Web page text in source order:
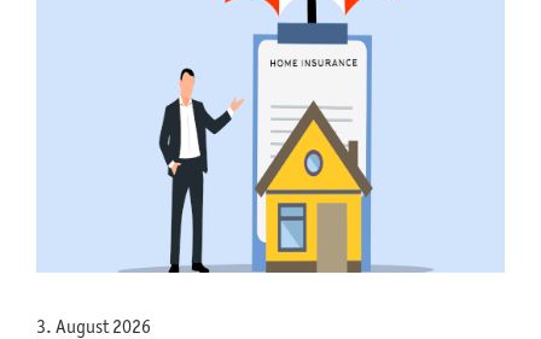
3. August 2026